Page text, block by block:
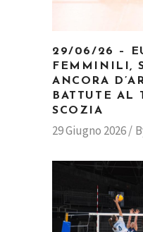
29/06/26 –
FEMMINILI,
ANCORA
BATTUTE AL
SCOZIA
29 Giugno 2026